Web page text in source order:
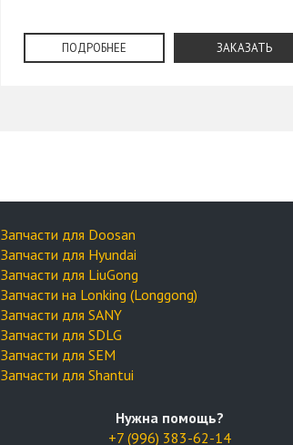
ПОДРОБНЕЕ ЗАКАЗАТЬ
Запчасти для Doosan
Запчасти для Hyundai
Запчасти для LiuGong
Запчасти на Lonking (Longgong)
Запчасти для SANY
Запчасти для SDLG
Запчасти для SEM
Запчасти для Shantui
Нужна помощь?
+7 (996) 383-62-14